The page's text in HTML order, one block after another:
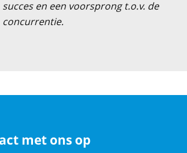
succes en een voorsprong t.o.v. de
concurrentie.
met ons op